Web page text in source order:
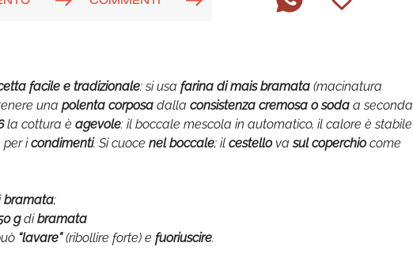
facile e tradizionale: si usa farina di mais bramata (macinatura
una polenta corposa dalla consistenza cremosa o soda a seconda
la cottura è agevole: il boccale mescola in automatico, il calore è stabile
per icondimenti. Si cuoce nel boccale; il cestellovasul coperchiocome
bramata;
gdibramata
“lavare”(ribollire forte) e fuoriuscire.